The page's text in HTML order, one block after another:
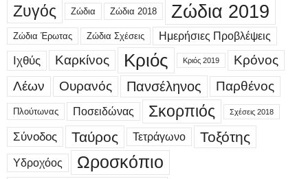
Ζυγός Ζώδια Ζώδια 2018 Ζώδια 2019
Ζώδια Έρωτας Ζώδια Σχέσεις Ημερήσιες Προβλέψεις
Ιχθύς Καρκίνος Κριός Κριός 2019
Κρόνος
Λέων
Ουρανός Πανσέληνος Παρθένος
Πλούτωνας Ποσειδώνας Σκορπιός Σχέσεις 2018
Σύνοδος Ταύρος Τετράγωνο Τοξότης
Υδροχόος Ωροσκόπιο